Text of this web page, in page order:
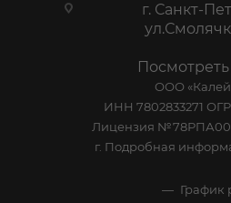
г. Санкт-
Посмотреть
ООО
ИНН 7802833271
Лицензия
г. Подробная
График